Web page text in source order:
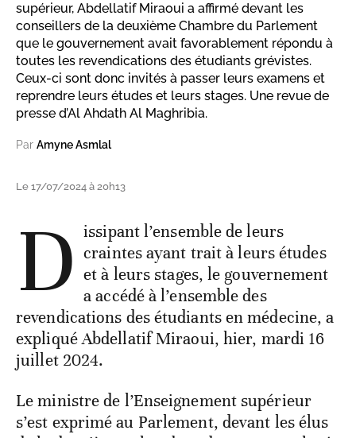
supérieur, Abdellatif Miraoui a affirmé devant les
conseillers de la deuxième Chambre du Parlement
que le gouvernement avait favorablement répondu à
toutes les revendications des étudiants grévistes.
Ceux-ci sont donc invités à passer leurs examens et
reprendre leurs études et leurs stages. Une revue de
presse d’Al Ahdath Al Maghribia.
Par Amyne Asmlal
Le 17/07/2024 à 20h13
D issipant l’ensemble de leurs
craintes ayant trait à leurs études
et à leurs stages, le gouvernement
a accédé à l’ensemble des
revendications des étudiants en médecine, a
expliqué Abdellatif Miraoui, hier, mardi 16
juillet 2024.
Le ministre de l’Enseignement supérieur
s’est exprimé au Parlement, devant les élus